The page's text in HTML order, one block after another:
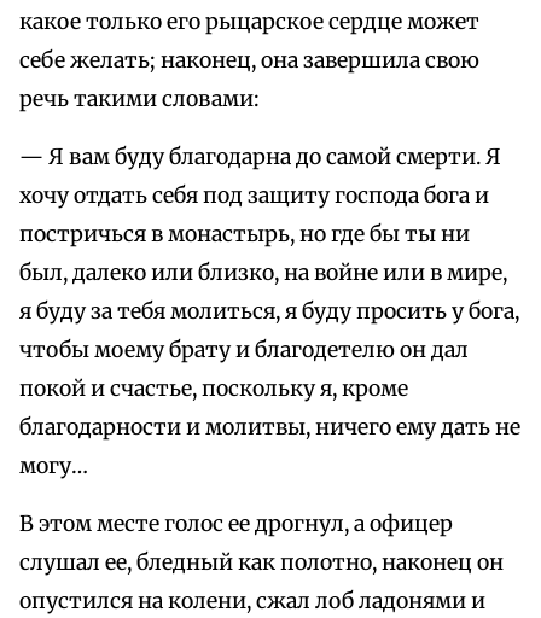
какое только его рыцарское сердце может
себе желать; наконец, она завершила свою
речь такими словами:
— Я вам буду благодарна до самой смерти. Я
хочу отдать себя под защиту господа бога и
постричься в монастырь, но где бы ты ни
был, далеко или близко, на войне или в мире,
я буду за тебя молиться, я буду просить у бога,
чтобы моему брату и благодетелю он дал
покой и счастье, поскольку я, кроме
благодарности и молитвы, ничего ему дать не
могу…
В этом месте голос ее дрогнул, а офицер
слушал ее, бледный как полотно, наконец он
опустился на колени, сжал лоб ладонями и